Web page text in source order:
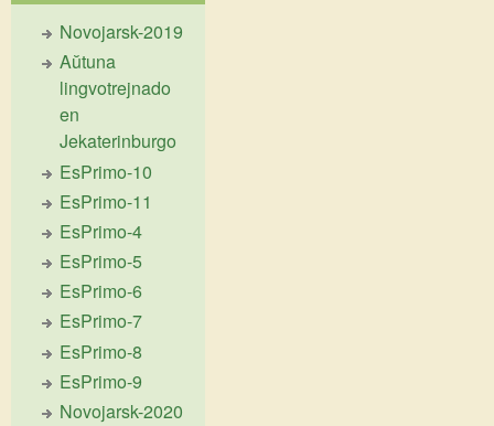
Novojarsk-2019
Aŭtuna
lingvotrejnado
en
Jekaterinburgo
EsPrimo-10
EsPrimo-11
EsPrimo-4
EsPrimo-5
EsPrimo-6
EsPrimo-7
EsPrimo-8
EsPrimo-9
Novojarsk-2020